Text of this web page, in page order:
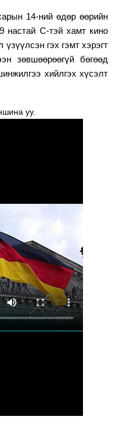
14-ний өдөр өөрийн
настай С-тэй хамт кино
гэх гэмт хэрэгт
зөвшөөрөөгүй бөгөөд
хийлгэх хүсэлт
уу.